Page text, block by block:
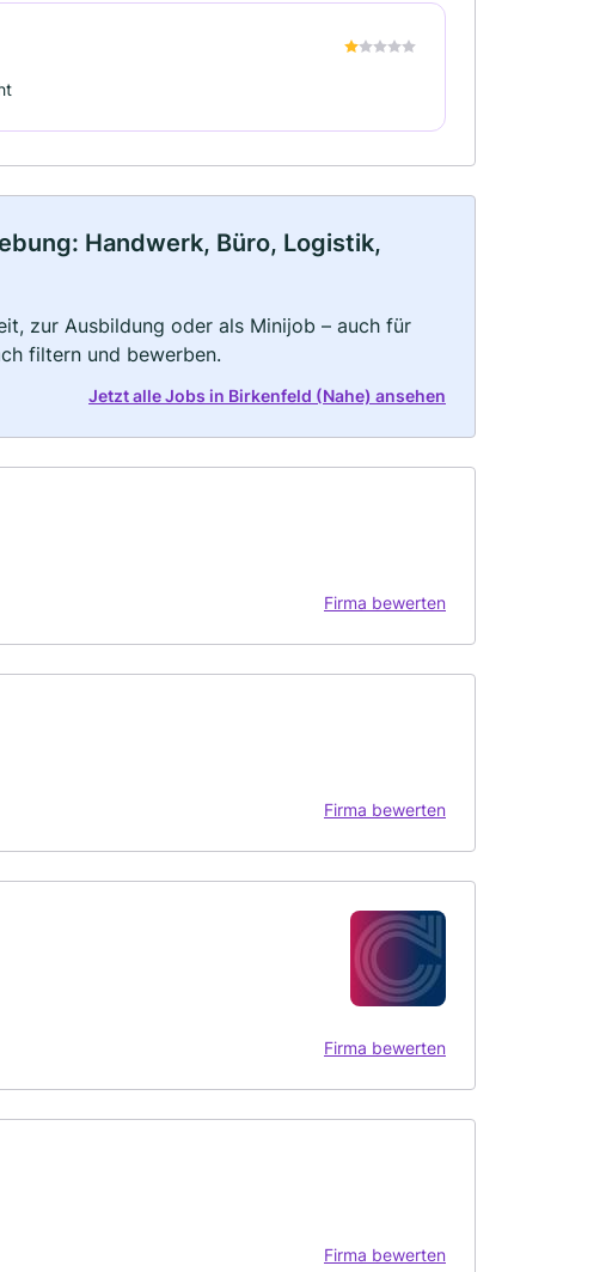
Handwerk, Büro, Logistik,
zur Ausbildung oder als Minijob – auch für
filtern und bewerben.
Jetzt alle Jobs in Birkenfeld (Nahe) ansehen
Firma bewerten
Firma bewerten
Firma bewerten
Firma bewerten